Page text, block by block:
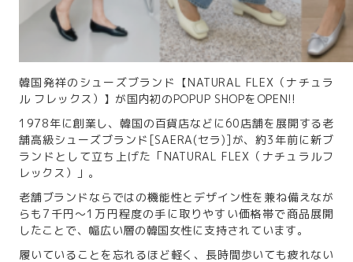
韓国発祥のシューズブランド【NATURAL FLEX（ナチュラ
ル フレックス）】が国内初のPOPUP SHOPをOPEN!!
1978年に創業し、韓国の百貨店などに60店舗を展開する⽼
舗⾼級シューズブランド[SAERA(セラ)]が、約3年前に新ブ
ランドとして立ち上げた「NATURAL FLEX（ナチュラルフ
レックス）」。
⽼舗ブランドならではの機能性とデザイン性を兼ね備えなが
らも7千円～1万円程度の⼿に取りやすい価格帯で商品展開
したことで、幅広い層の韓国⼥性に⽀持されています。
履いていることを忘れるほど軽く、長時間歩いても疲れない